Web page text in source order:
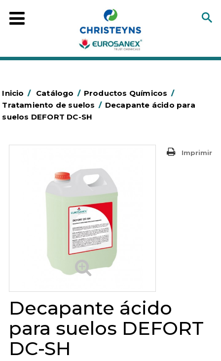
Inicio / Catálogo / Productos Químicos /
Tratamiento de suelos / Decapante ácido para
suelos DEFORT DC-SH
Imprimir
Decapante ácido
para suelos DEFORT
DC-SH